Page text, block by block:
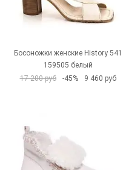
Босоножки женские History 541
159505 белый
17 200 руб
-45% 9 460 руб